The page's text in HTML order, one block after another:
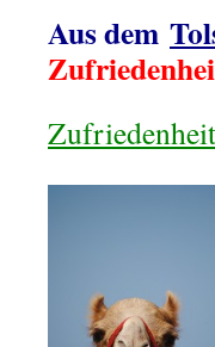
Aus dem
Zufriedenheit